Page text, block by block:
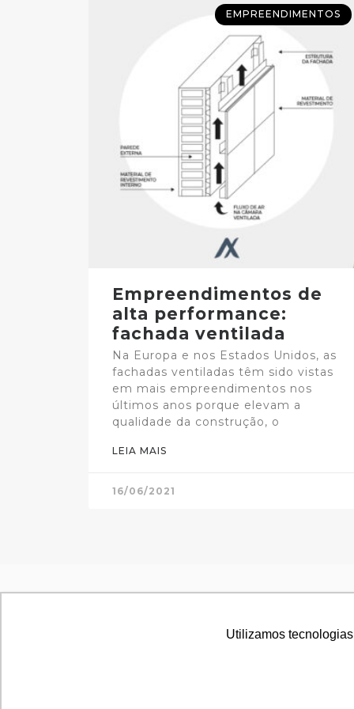
Utilizamos
Utilizamos
EMPREENDIMENTOS
Empreendimentos de
alta performance:
fachada ventilada
Na Europa e nos Estados Unidos, as
fachadas ventiladas têm sido vistas
em mais empreendimentos nos
últimos anos porque elevam a
qualidade da construção, o
LEIA MAIS
16/06/2021